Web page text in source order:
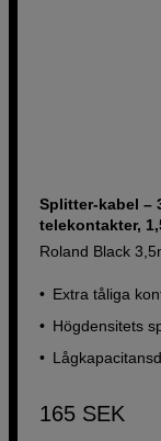
Splitter-kabel –
telekontakter,
Roland Black
Extra tåliga
Högdensitets
165 SEK